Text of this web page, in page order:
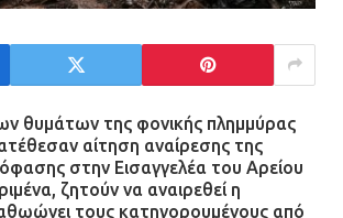
θυμάτων της φονικής πλημμύρας
αίτηση αναίρεσης της
στην Εισαγγελέα του Αρείου
ζητούν να αναιρεθεί η
τους κατηγορουμένους από